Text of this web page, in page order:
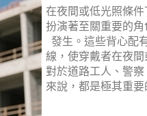
在夜間或低光照條
扮演著至關重要的
發生。這些背心配
線，使穿戴者在夜
對於道路工人、警
來說，都是極其重